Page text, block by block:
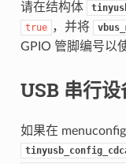
请在结构体
true ，并将
GPIO 管脚编号以
USB 串行
如果在